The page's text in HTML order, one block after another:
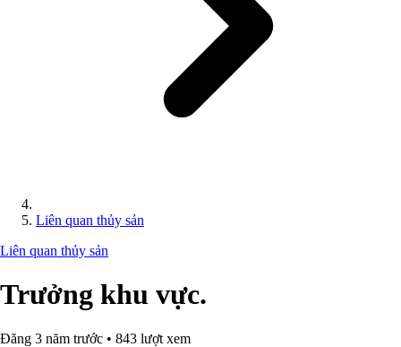
Liên quan thủy sản
Liên quan thủy sản
Trưởng khu vực.
Đăng 3 năm trước • 843 lượt xem